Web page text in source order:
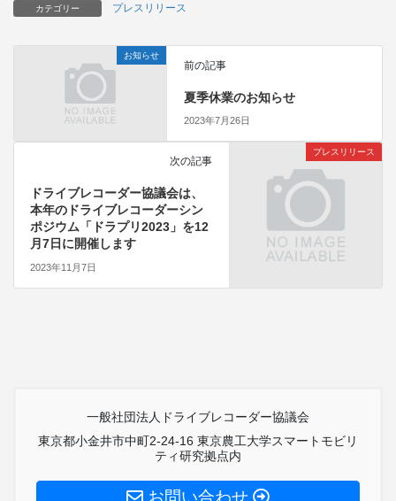
カテゴリー プレスリリース
お知らせ
前の記事
夏季休業のお知らせ
2023年7月26日
プレスリリース
次の記事
ドライブレコーダー協議会は、
本年のドライブレコーダーシン
ポジウム「ドラプリ2023」を12
月7日に開催します
2023年11月7日
一般社団法人ドライブレコーダー協議会
東京都小金井市中町2-24-16 東京農工大学スマートモビリ
ティ研究拠点内
お問い合わせ